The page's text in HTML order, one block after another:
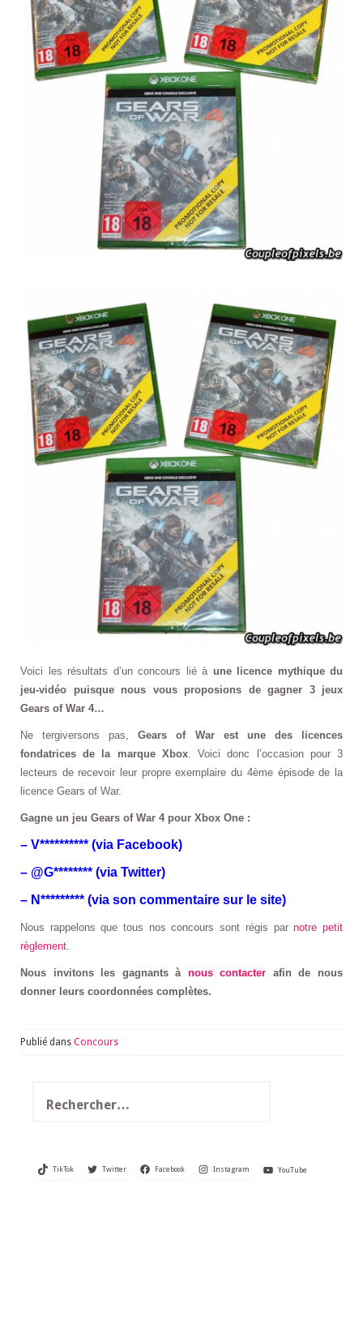
Voici les résultats d’un concours lié à une licence mythique du
jeu-vidéo puisque nous vous proposions de gagner 3 jeux
Gears of War 4…
Ne tergiversons pas,Gears of War est une des licences
fondatrices de la marque Xbox. Voici donc l’occasion pour 3
lecteurs de recevoir leur propre exemplaire du 4ème épisode de la
licence Gears of War.
Gagne un jeu Gears of War 4 pour Xbox One :
– V********** (via Facebook)
– @G******** (via Twitter)
– N********* (via son commentaire sur le site)
Nous rappelons que tous nos concours sont régis parnotre petit
règlement.
Nous invitons les gagnants à nous contacter afin de nous
donner leurs coordonnées complètes.
Publié dans Concours
TikTok Twitter Facebook Instagram YouTube